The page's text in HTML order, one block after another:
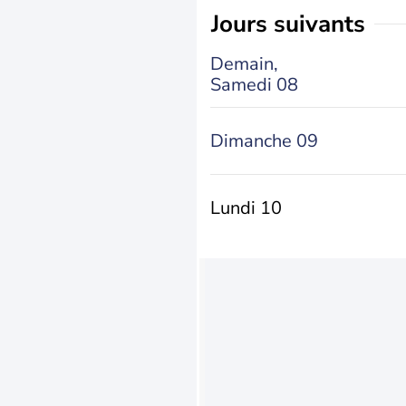
jours suivants
Demain,
Samedi 08
Dimanche 09
Lundi 10